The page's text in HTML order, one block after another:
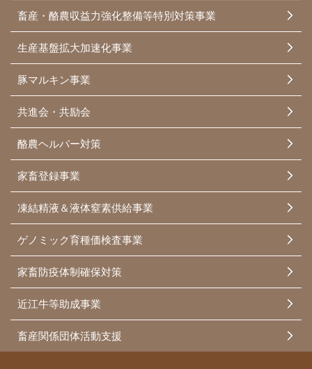
畜産・酪農収益力強化整備等特別対策事業
生産基盤拡大加速化事業
豚マルキン事業
共進会・共励会
酪農ヘルパー対策
家畜登録事業
凍結精液＆液体窒素供給事業
ゲノミック育種価検査事業
家畜防疫体制確保対策
近江牛等助成事業
畜産関係団体活動支援